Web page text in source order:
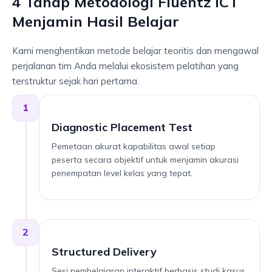
Konsultasikan Silabus Level 3 via
mencapai kesepakatan komersial internasional
yang menguntungkan kedua belah pihak.
Konsultasikan Silabus Level 4 via
WhatsApp
Panduan menyusun ringkasan laporan
untuk meyakinkan pembaca mengenai nilai
strategis dari rekomendasi yang diajukan.
Konsultasikan Silabus Level 5 via
WhatsApp
2. Cross-Cultural Leadership Dialogue
Manajemen komunikasi lintas budaya untuk
memimpin tim multinasional, menyelaraskan visi
ekspansi regional, serta mengelola dinamika kerja
Konsultasikan Silabus Level 6 via
Menjamin Hasil Belajar
Kami menghentikan metode belajar teoritis dan mengawal
perjalanan tim Anda melalui ekosistem pelatihan yang
terstruktur sejak hari pertama.
1
Diagnostic Placement Test
Pemetaan akurat kapabilitas awal setiap
peserta secara objektif untuk menjamin akurasi
penempatan level kelas yang tepat.
2
Structured Delivery